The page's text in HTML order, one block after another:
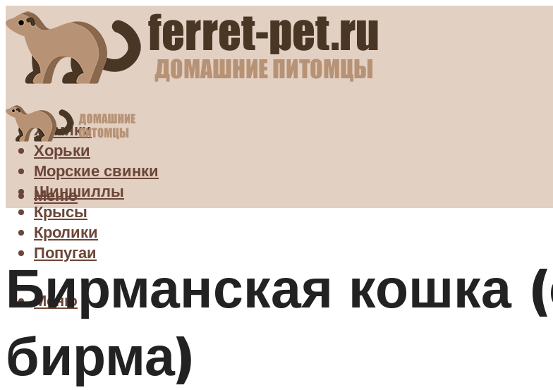
Хомяки
Хорьки
Морские свинки
Шиншиллы
Крысы
Кролики
Попугаи
Меню
Меню
Бирманская кошка
бирма)